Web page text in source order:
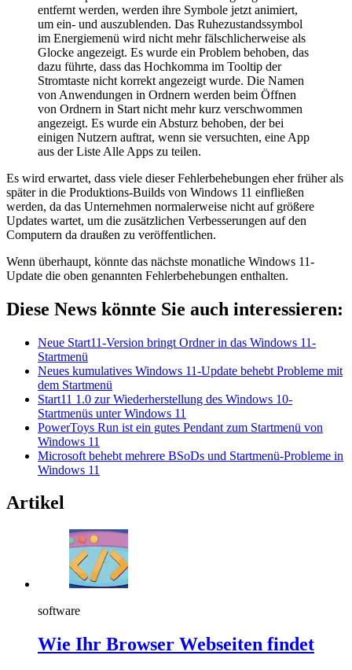
entfernt werden, werden ihre Symbole jetzt animiert,
um ein- und auszublenden. Das Ruhezustandssymbol
im Energiemenü wird nicht mehr fälschlicherweise als
Glocke angezeigt. Es wurde ein Problem behoben, das
dazu führte, dass das Hochkomma im Tooltip der
Stromtaste nicht korrekt angezeigt wurde. Die Namen
von Anwendungen in Ordnern werden beim Öffnen
von Ordnern in Start nicht mehr kurz verschwommen
angezeigt. Es wurde ein Absturz behoben, der bei
einigen Nutzern auftrat, wenn sie versuchten, eine App
aus der Liste Alle Apps zu teilen.
Es wird erwartet, dass viele dieser Fehlerbehebungen eher früher als
später in die Produktions-Builds von Windows 11 einfließen
werden, da das Unternehmen normalerweise nicht auf größere
Updates wartet, um die zusätzlichen Verbesserungen auf den
Computern da draußen zu veröffentlichen.
Wenn überhaupt, könnte das nächste monatliche Windows 11-
Update die oben genannten Fehlerbehebungen enthalten.
Diese News könnte Sie auch interessieren:
Neue Start11-Version bringt Ordner in das Windows 11-
Startmenü
Neues kumulatives Windows 11-Update behebt Probleme mit
dem Startmenü
Start11 1.0 zur Wiederherstellung des Windows 10-
Startmenüs unter Windows 11
PowerToys Run ist ein gutes Pendant zum Startmenü von
Windows 11
Microsoft behebt mehrere BSoDs und Startmenü-Probleme in
Windows 11
Artikel
software
Wie Ihr Browser Webseiten findet